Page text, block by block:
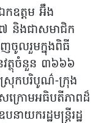
កឧត្តម អ៊ឹង
និងជាសមាជិក
ញចូលរួមក្នុងពិធី
វត្ថុចំនួន ៣៦៦៦
រុកបរិបូណ៌-ក្រុង
ក្រោមអធិបតីភាពដ៏
យករដ្ឋមន្ត្រីរដ្ឋ